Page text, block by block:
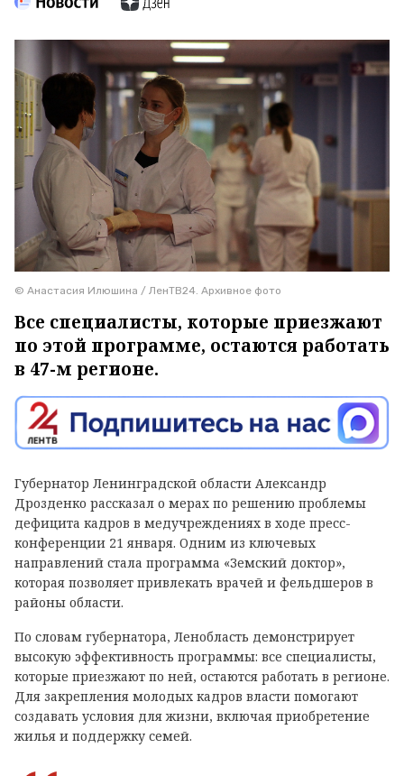
© Анастасия Илюшина / ЛенТВ24. Архивное фото
Все специалисты, которые приезжают
по этой программе, остаются работать
в 47-м регионе.
Губернатор Ленинградской области Александр
Дрозденко рассказал о мерах по решению проблемы
дефицита кадров в медучреждениях в ходе пресс-
конференции 21 января. Одним из ключевых
направлений стала программа «Земский доктор»,
которая позволяет привлекать врачей и фельдшеров в
районы области.
По словам губернатора, Ленобласть демонстрирует
высокую эффективность программы: все специалисты,
которые приезжают по ней, остаются работать в регионе.
Для закрепления молодых кадров власти помогают
создавать условия для жизни, включая приобретение
жилья и поддержку семей.